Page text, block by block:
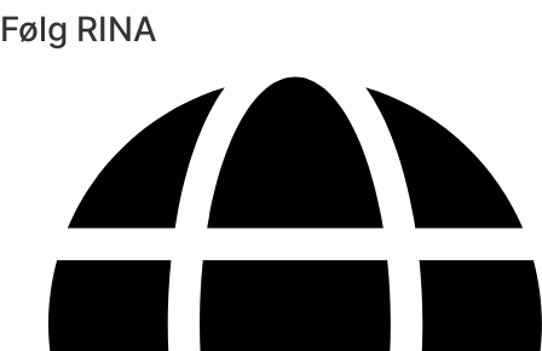
Følg RINA